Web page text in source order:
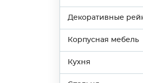
Декоративные
Корпусная мебель
Кухня